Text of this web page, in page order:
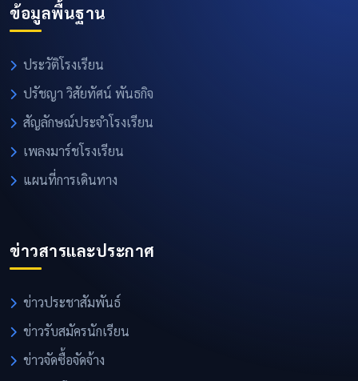
ข้อมูลพื้นฐาน
ประวัติโรงเรียน
ปรัชญา วิสัยทัศน์ พันธกิจ
สัญลักษณ์ประจำโรงเรียน
เพลงมาร์ชโรงเรียน
แผนที่การเดินทาง
ข่าวสารและประกาศ
ข่าวประชาสัมพันธ์
ข่าวรับสมัครนักเรียน
ข่าวจัดซื้อจัดจ้าง